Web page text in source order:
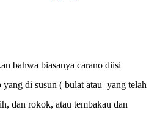
bahwa biasanya carano diisi
di susun ( bulat atau yang telah
dan rokok, atau tembakau dan